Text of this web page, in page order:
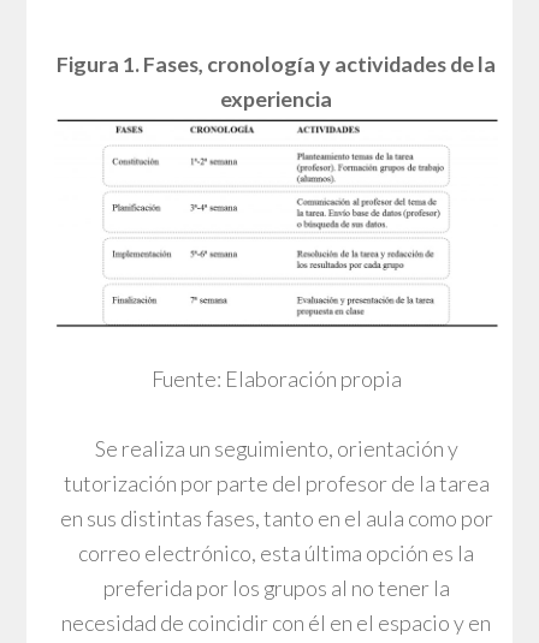
Figura 1. Fases, cronología y actividades de la
experiencia
Fuente: Elaboración propia
Se realiza un seguimiento, orientación y
tutorización por parte del profesor de la tarea
en sus distintas fases, tanto en el aula como por
correo electrónico, esta última opción es la
preferida por los grupos al no tener la
necesidad de coincidir con él en el espacio y en